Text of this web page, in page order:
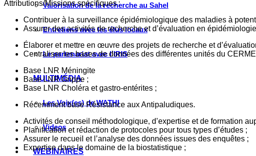
Valorisation de la recherche au Sahel
Entretiens avec les élus locaux
Le partenariat avec l’IRIS
MULTIMÉDIA
Les Voix(es) de WATHI
Videos
WEBINAIRES
Attributions/Missions spécifiques :
Contribuer à la surveillance épidémiologique des maladies à
Assurer des activités de recherche et d’évaluation en
Élaborer et mettre en œuvre des projets de recherche et
Centraliser les bases de données des différentes unités du
Base LNR Méningite
Base LNR Grippe ;
Base LNR Choléra et gastro-entérites ;
Récemment base Résistance aux Antipaludiques.
Activités de conseil méthodologique, d’expertise et de formation
Planification et rédaction de protocoles pour tous types d’études ;
Assurer le recueil et l’analyse des données issues des enquêtes ;
Expertise dans le domaine de la biostatistique ;